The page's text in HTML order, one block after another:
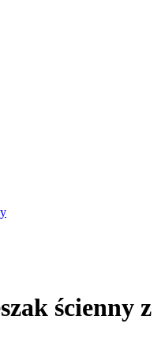
ścienny z